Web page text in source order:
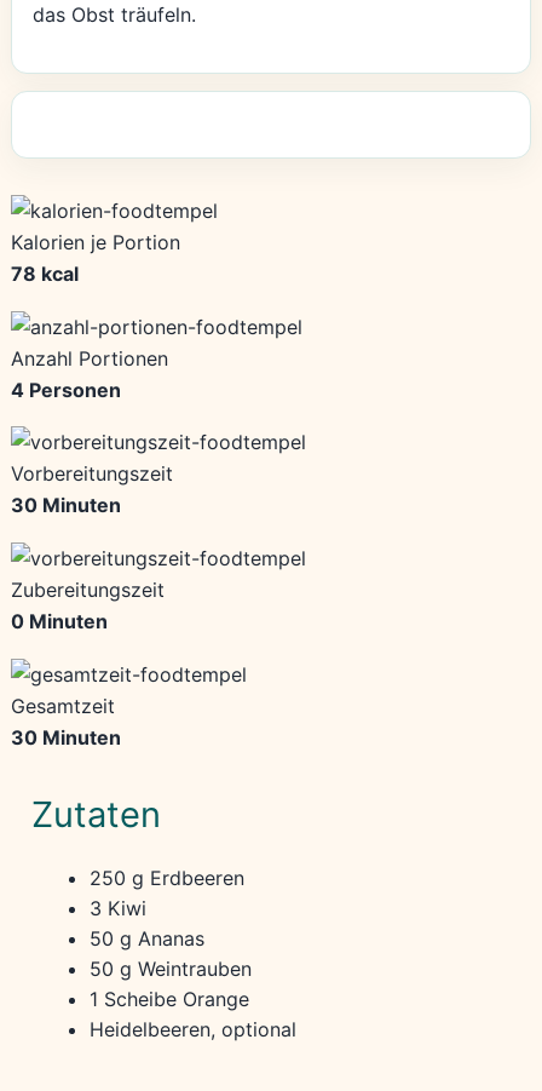
das Obst träufeln.
Kalorien je Portion
78 kcal
Anzahl Portionen
4 Personen
Vorbereitungszeit
30 Minuten
Zubereitungszeit
0 Minuten
Gesamtzeit
30 Minuten
Zutaten
250 g Erdbeeren
3 Kiwi
50 g Ananas
50 g Weintrauben
1 Scheibe Orange
Heidelbeeren, optional